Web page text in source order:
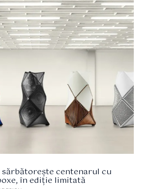
sărbătorește centenarul cu
în ediție limitată